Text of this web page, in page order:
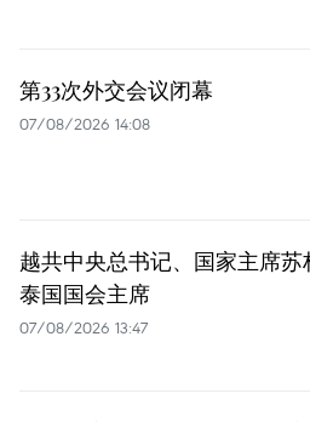
第33次外交会议闭幕
07/08/2026 14:08
越共中央总书记、国家主席苏
泰国国会主席
07/08/2026 13:47